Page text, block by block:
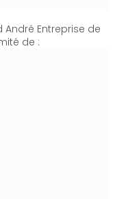
Entreprise de
de :